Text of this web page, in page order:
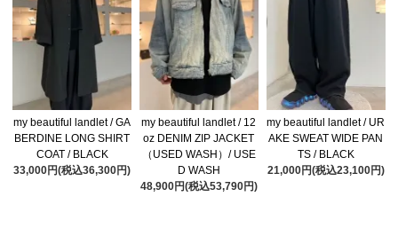
my beautiful landlet / GA
BERDINE LONG SHIRT
COAT / BLACK
33,000円(税込36,300円)
my beautiful landlet / 12
oz DENIM ZIP JACKET
（USED WASH）/ USE
D WASH
48,900円(税込53,790円)
my beautiful landlet / UR
AKE SWEAT WIDE PAN
TS / BLACK
21,000円(税込23,100円)